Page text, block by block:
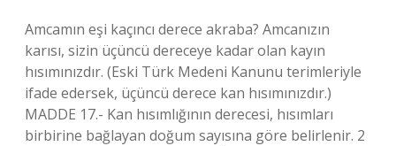
Amcamın eşi kaçıncı derece akraba? Amcanızın
karısı, sizin üçüncü dereceye kadar olan kayın
hısımınızdır. (Eski Türk Medeni Kanunu terimleriyle
ifade edersek, üçüncü derece kan hısımınızdır.)
MADDE 17.- Kan hısımlığının derecesi, hısımları
birbirine bağlayan doğum sayısına göre belirlenir. 2